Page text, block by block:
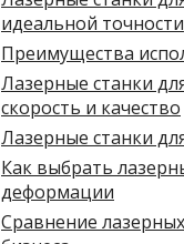
идеальной точности
Преимущества
Лазерные станки
скорость и качество
Лазерные станки
Как выбрать
деформации
Сравнение